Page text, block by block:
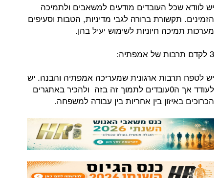
יש לוודא שכל העובדים מודעים למשאבים ולתמיכה
הזמינים. תקשורת ברורה לגבי מדיניות, הטבות וסעיפים
מערכות תמיכה חיוניות לשימוש יעיל בהן.
3 לקדם תרבות של אמפתיה:
יש לטפח תרבות ארגונית שמעריכה אמפתיה והבנה. יש
לעודד אך ה0עובדים לתמוך זה בזה ולהכיר באתגרים
הכרוכים באיזון בין אחריות בין עבודה למשפחה.